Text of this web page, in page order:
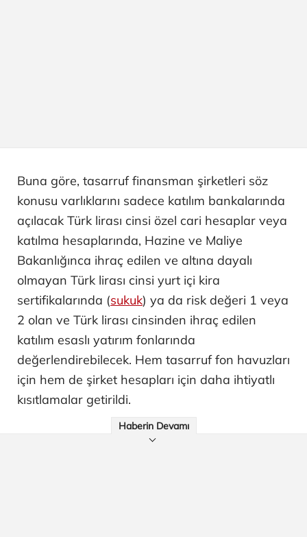
Buna göre, tasarruf finansman şirketleri söz
konusu varlıklarını sadece katılım bankalarında
açılacak Türk lirası cinsi özel cari hesaplar veya
katılma hesaplarında, Hazine ve Maliye
Bakanlığınca ihraç edilen ve altına dayalı
olmayan Türk lirası cinsi yurt içi kira
sertifikalarında (sukuk) ya da risk değeri 1 veya
2 olan ve Türk lirası cinsinden ihraç edilen
katılım esaslı yatırım fonlarında
değerlendirebilecek. Hem tasarruf fon havuzları
için hem de şirket hesapları için daha ihtiyatlı
kısıtlamalar getirildi.
Haberin Devamı